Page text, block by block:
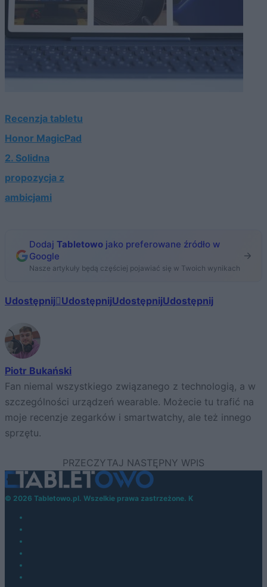
Recenzja tabletu
Honor MagicPad
2. Solidna
propozycja z
ambicjami
Dodaj Tabletowo jako preferowane źródło w
Google
Nasze artykuły będą częściej pojawiać się w Twoich wynikach
Udostępnij UdostępnijUdostępnijUdostępnij
Piotr Bukański
Fan niemal wszystkiego związanego z technologią, a w
szczególności urządzeń wearable. Możecie tu trafić na
moje recenzje zegarków i smartwatchy, ale też innego
sprzętu.
© 2026 Tabletowo.pl. Wszelkie prawa zastrzeżone. K